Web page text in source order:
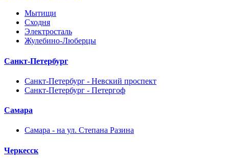
Мытищи
Сходня
Электросталь
Жулебино-Люберцы
Санкт-Петербург
Санкт-Петербург - Невский проспект
Санкт-Петербург - Петергоф
Самара
Самара - на ул. Степана Разина
Черкесск